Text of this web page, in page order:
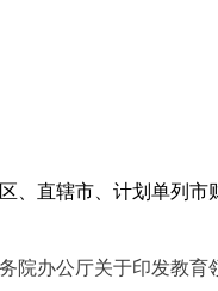
、直辖市、计划单列市
院办公厅关于印发教